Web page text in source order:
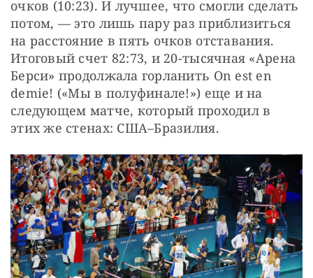
очков (10:23). И лучшее, что смогли сделать
потом, — это лишь пару раз приблизиться
на расстояние в пять очков отставания.
Итоговый счет 82:73, и 20-тысячная «Арена
Берси» продолжала горланить On est en
demie! («Мы в полуфинале!») еще и на
следующем матче, который проходил в
этих же стенах: США–Бразилия.